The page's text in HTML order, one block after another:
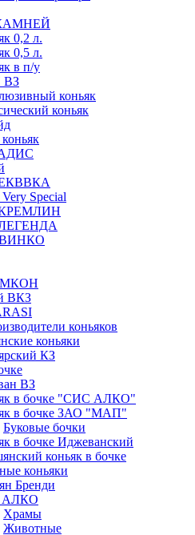
0,2 л.
0,5 л.
в п/у
ВЗ
коньяк
коньяк
Special
ВКЗ
коньяков
коньяки
КЗ
ВЗ
в бочке "СИС АЛКО"
в бочке ЗАО "МАП"
Буковые бочки
в бочке Иджеванский
коньяк в бочке
коньяки
Бренди
Храмы
Животные